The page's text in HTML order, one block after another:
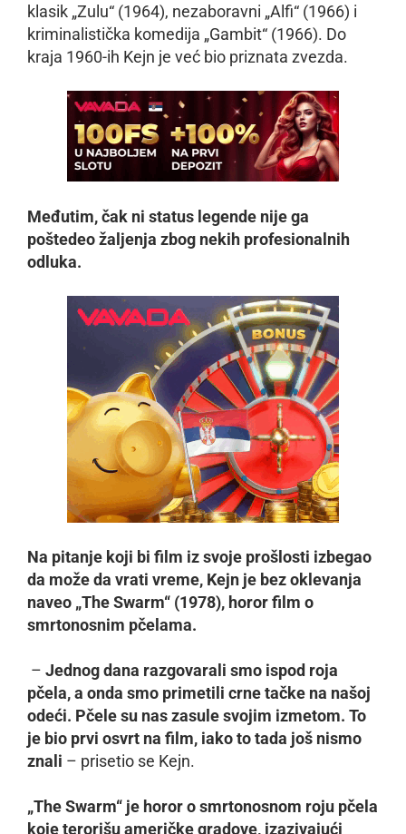
klasik „Zulu“ (1964), nezaboravni „Alfi“ (1966) i
kriminalistička komedija „Gambit“ (1966). Do
kraja 1960-ih Kejn je već bio priznata zvezda.
Međutim, čak ni status legende nije ga
poštedeo žaljenja zbog nekih profesionalnih
odluka.
Na pitanje koji bi film iz svoje prošlosti izbegao
da može da vrati vreme, Kejn je bez oklevanja
naveo „The Swarm“ (1978), horor film o
smrtonosnim pčelama.
– Jednog dana razgovarali smo ispod roja
pčela, a onda smo primetili crne tačke na našoj
odeći. Pčele su nas zasule svojim izmetom. To
je bio prvi osvrt na film, iako to tada još nismo
znali – prisetio se Kejn.
„The Swarm“ je horor o smrtonosnom roju pčela
koje terorišu američke gradove, izazivajući